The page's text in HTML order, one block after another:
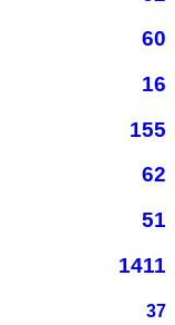
60
16
155
62
51
1411
37